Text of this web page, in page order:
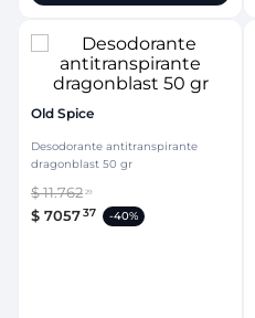
Old Spice
Desodorante antitranspirante
dragonblast 50 gr
$11.762 29
$ 705737 -40%